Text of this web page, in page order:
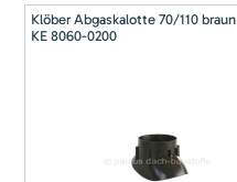
Klöber Abgaskalotte 70/110 braun
KE 8060-0200